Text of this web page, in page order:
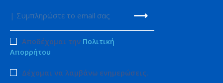
Αποδέχομαι την Πολιτική
Απορρήτου
Δέχομαι να λαμβάνω ενημερώσεις.